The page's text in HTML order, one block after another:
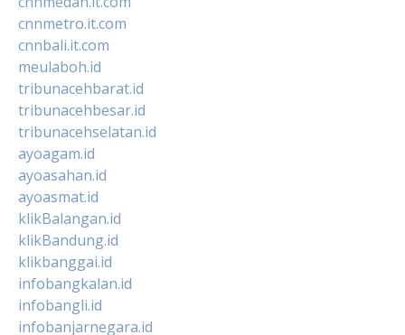
cnnmetro.it.com
cnnbali.it.com
meulaboh.id
tribunacehbarat.id
tribunacehbesar.id
tribunacehselatan.id
ayoagam.id
ayoasahan.id
ayoasmat.id
klikBalangan.id
klikBandung.id
klikbanggai.id
infobangkalan.id
infobangli.id
infobanjarnegara.id